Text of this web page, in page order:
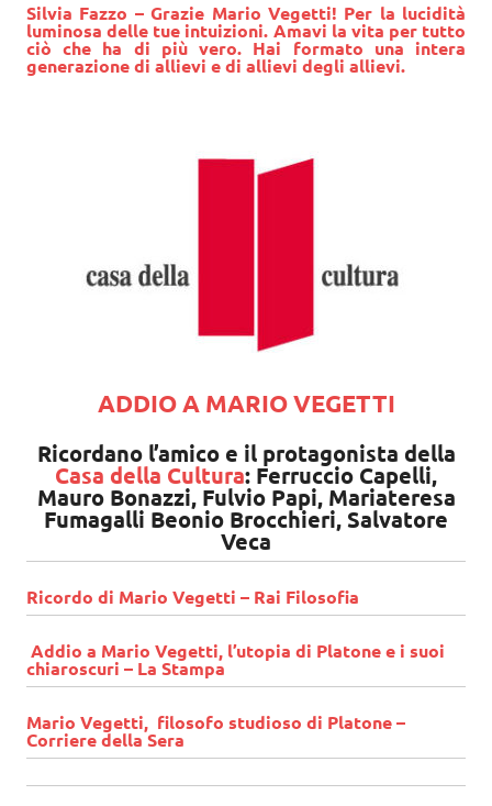
Silvia Fazzo – Grazie Mario Vegetti! Per la lucidità
luminosa delle tue intuizioni. Amavi la vita per tutto
ciò che ha di più vero. Hai formato una intera
generazione di allievi e di allievi degli allievi.
ADDIO A MARIO VEGETTI
Ricordano l’amico e il protagonista della
Casa della Cultura: Ferruccio Capelli,
Mauro Bonazzi, Fulvio Papi, Mariateresa
Fumagalli Beonio Brocchieri, Salvatore
Veca
Ricordo di Mario Vegetti – Rai Filosofia
Addio a Mario Vegetti, l’utopia di Platone e i suoi
chiaroscuri – La Stampa
Mario Vegetti, filosofo studioso di Platone –
Corriere della Sera